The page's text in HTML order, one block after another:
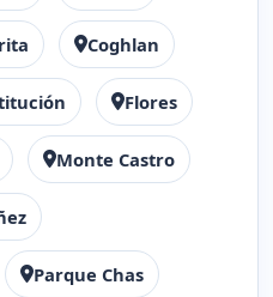
Coghlan
Flores
Monte Castro
Parque Chas